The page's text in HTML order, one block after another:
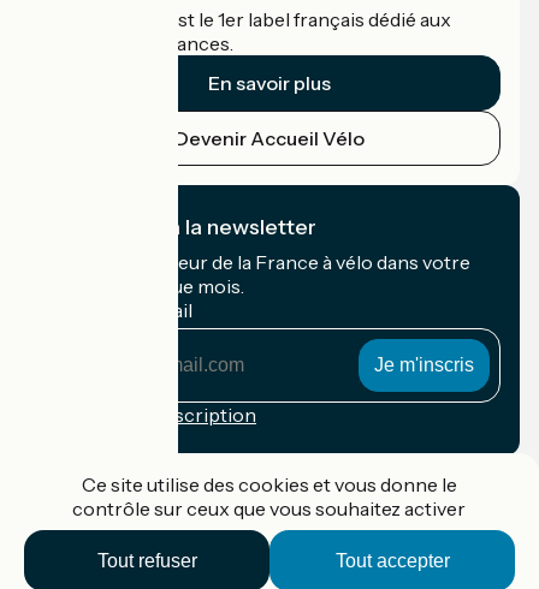
Accueil Vélo c'est le 1er label français dédié aux
cyclistes en vacances.
En savoir plus
Devenir Accueil Vélo
Je m'abonne à la newsletter
Recevez le meilleur de la France à vélo dans votre
boîte mail chaque mois.
Mon adresse mail
Conditions d'inscription
Accueil Vélo Pro
Ce site utilise des cookies et vous donne le
contrôle sur ceux que vous souhaitez activer
Tout accepter
Tout refuser